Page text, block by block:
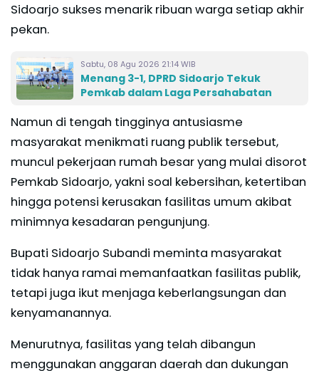
Sidoarjo sukses menarik ribuan warga setiap akhir
pekan.
Sabtu, 08 Agu 2026 21:14 WIB
Menang 3-1, DPRD Sidoarjo Tekuk
Pemkab dalam Laga Persahabatan
Namun di tengah tingginya antusiasme
masyarakat menikmati ruang publik tersebut,
muncul pekerjaan rumah besar yang mulai disorot
Pemkab Sidoarjo, yakni soal kebersihan, ketertiban
hingga potensi kerusakan fasilitas umum akibat
minimnya kesadaran pengunjung.
Bupati Sidoarjo Subandi meminta masyarakat
tidak hanya ramai memanfaatkan fasilitas publik,
tetapi juga ikut menjaga keberlangsungan dan
kenyamanannya.
Menurutnya, fasilitas yang telah dibangun
menggunakan anggaran daerah dan dukungan